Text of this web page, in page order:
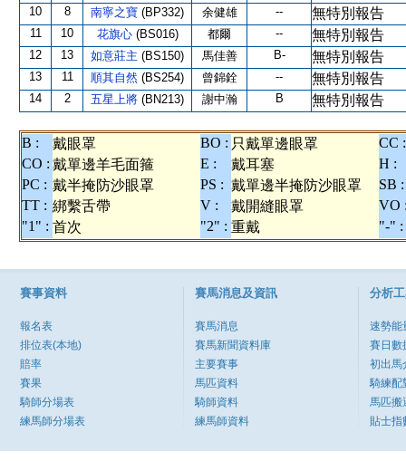
10 8 南寧之寶 (BP332) 余健雄 -- 無特別報告
11 10 花旗心 (BS016) 都爾 -- 無特別報告
12 13 如意莊主 (BS150) 馬佳善 B- 無特別報告
13 11 順其自然 (BS254) 曾錦銓 -- 無特別報告
14 2 五星上將 (BN213) 謝中瀚 B 無特別報告
B : 戴眼罩 BO : 只戴單邊眼罩
CC :
CO : 戴單邊羊毛面箍 E : 戴耳塞
H :
PC : 戴半掩防沙眼罩 PS : 戴單邊半掩防沙眼罩
SB :
TT : 綁繫舌帶 V : 戴開縫眼罩
VO
"1" : 首次 "2" : 重戴 "-" :
賽事資料
報名表
排位表(本地)
賠率
賽果
騎師分場表
練馬師分場表
賽馬消息及資訊
賽馬消息
賽馬新聞資料庫
主要賽事
馬匹資料
騎師資料
練馬師資料
分析
速勢能
賽日數
初出馬
騎練配
馬匹搬
貼士指